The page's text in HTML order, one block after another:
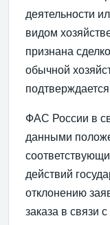
деятельности
видом
признана
обычной
ФАС России в
данными
действий
отклонению
заказа в связи